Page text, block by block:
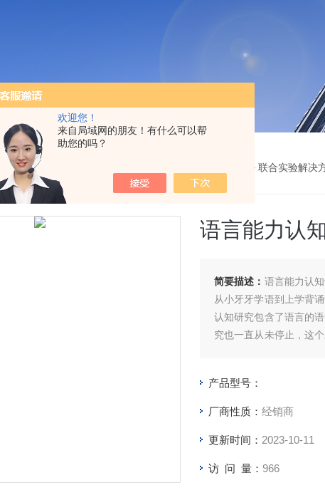
欢迎您！
来自局域网的朋友！有什么可以帮
助您的吗？
> 联合实验解决
语言能力认
简要描述： 语言能力认
从小牙牙学语到上学背
认知研究包含了语言的
究也一直从未停止，这
产品型号：
厂商性质： 经销商
更新时间： 2023-10-11
访 问 量： 966